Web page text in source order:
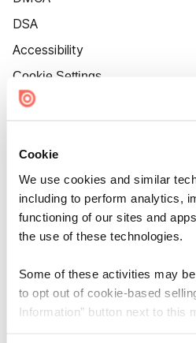
Cookie
We use cookies and similar
including to perform analytics,
functioning of our sites and
the use of these technologies.
Some of these activities may
to opt out of cookie-based
Information” button next to this
DSA
Accessibility
Cookie Settings